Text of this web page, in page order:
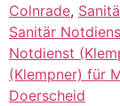
Colnrade,
Sanitär
Notdienst
(Klempner) für
Doerscheid